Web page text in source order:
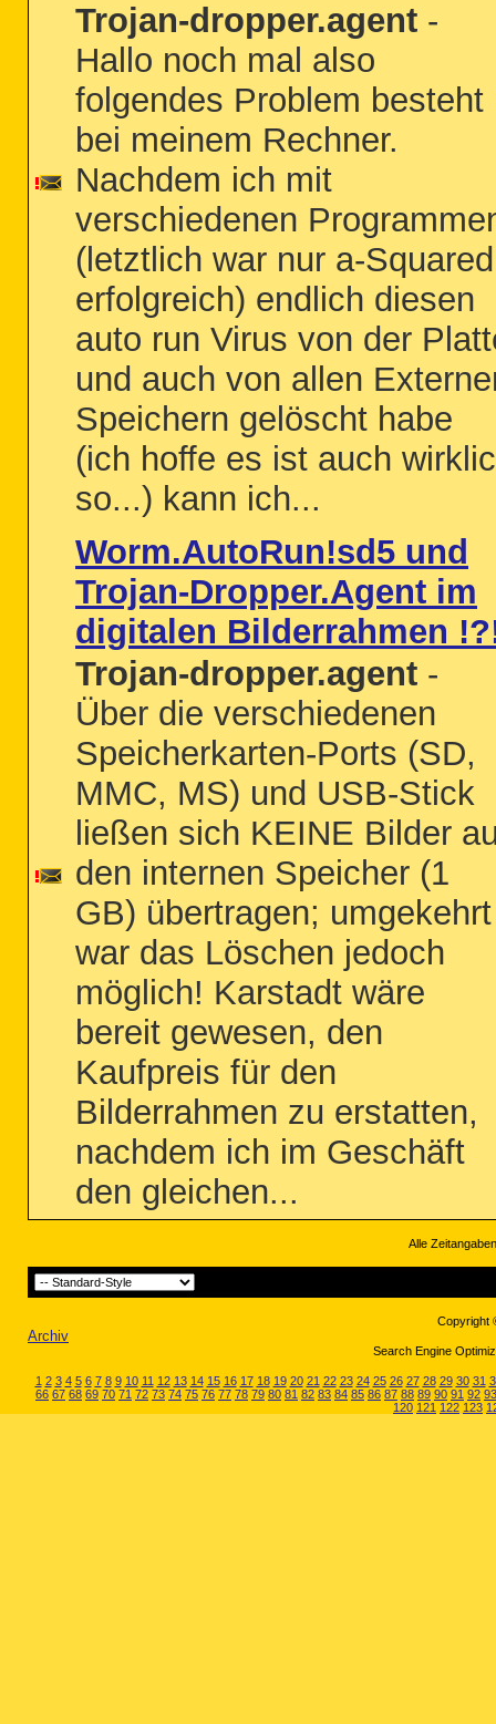
Trojan-dropper.agent -
Hallo noch mal also
folgendes Problem besteht
bei meinem Rechner.
Nachdem ich mit
verschiedenen
(letztlich war nur a-Squared
erfolgreich) endlich diesen
auto run Virus von der
und auch von allen
Speichern gelöscht habe
(ich hoffe es ist auch
so...) kann ich...
Worm.AutoRun!sd5 und
Trojan-Dropper.Agent im
digitalen Bilderrahmen
Trojan-dropper.agent -
Über die verschiedenen
Speicherkarten-Ports (SD,
MMC, MS) und USB-Stick
ließen sich KEINE Bilder
den internen Speicher (1
GB) übertragen; umgekehrt
war das Löschen jedoch
möglich! Karstadt wäre
bereit gewesen, den
Kaufpreis für den
Bilderrahmen zu erstatten,
nachdem ich im Geschäft
den gleichen...
Alle
Copyright
Archiv
Search Engine
1 2 3 4 5 6 7 8 9 10 11 12 13 14 15 16 17 18 19 20 21 22 23 24 25 26 27 28 29 30 31
66 67 68 69 70 71 72 73 74 75 76 77 78 79 80 81 82 83 84 85 86 87 88 89 90 91 92 93
120 121 122 123